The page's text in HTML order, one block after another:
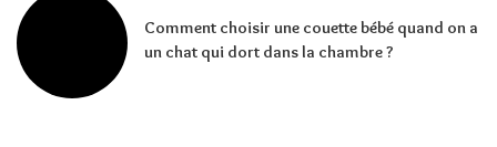
Comment choisir une couette bébé quand on a
un chat qui dort dans la chambre ?